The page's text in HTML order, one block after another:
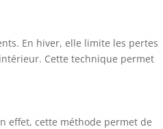
En hiver, elle limite les pertes
Cette technique permet
effet, cette méthode permet de